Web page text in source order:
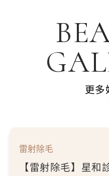
更多
雷射除毛
【雷射除毛】星和